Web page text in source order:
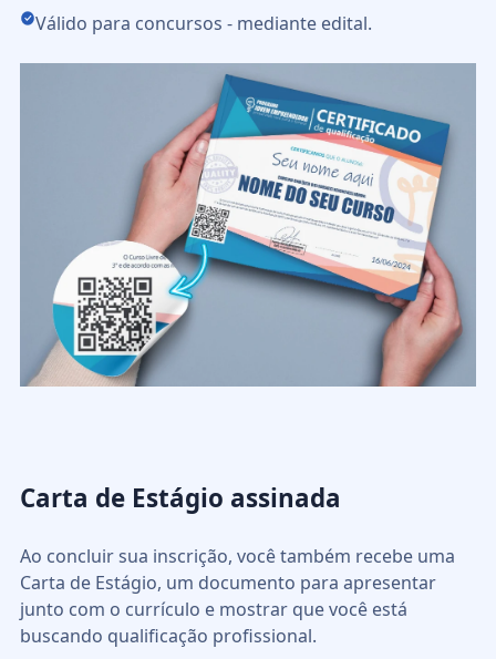
Válido para concursos - mediante edital.
Carta de Estágio assinada
Ao concluir sua inscrição, você também recebe uma
Carta de Estágio, um documento para apresentar
junto com o currículo e mostrar que você está
buscando qualificação profissional.